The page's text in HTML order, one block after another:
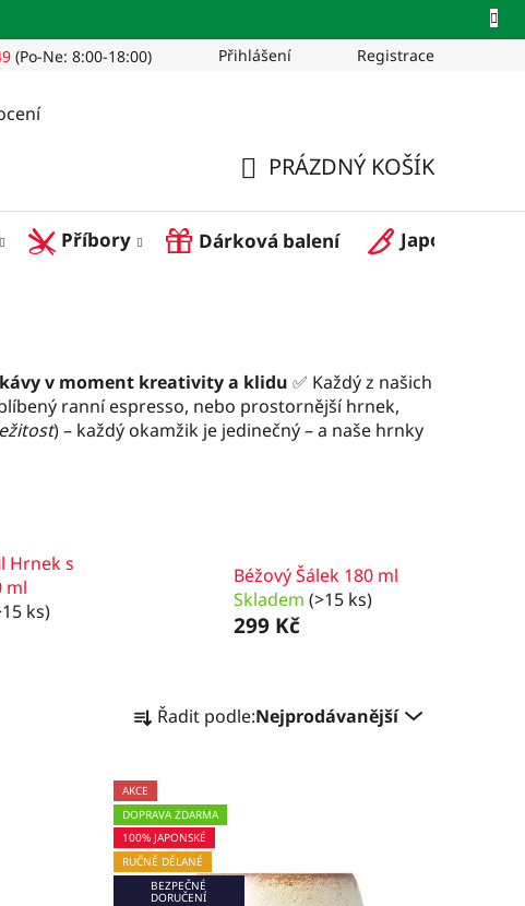
(Po-Ne: 8:00-18:00) Pro restaurace
Přihlášení Registrace
KOŠÍK
PRÁZDNÝ KOŠÍK
Příbory Dárková balení Japonské
v moment kreativity a klidu ✅ Každý z našich
ranní espresso, nebo prostornější hrnek,
) – každý okamžik je jedinečný – a naše hrnky
Hrnek s
ml
ks)
Béžový Šálek 180 ml
Skladem (>15 ks)
299 Kč
a
e
n
í
p
Řadit podle:Nejprodávanější
AKCE
DOPRAVA ZDARMA
100% JAPONSKÉ
RUČNĚ DĚLANÉ
BEZPEČNÉ
DORUČENÍ